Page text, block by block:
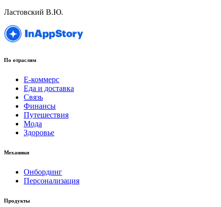
Ластовский В.Ю.
По отраслям
Е-коммерс
Еда и доставка
Связь
Финансы
Путешествия
Мода
Здоровье
Механики
Онбординг
Персонализация
Продукты